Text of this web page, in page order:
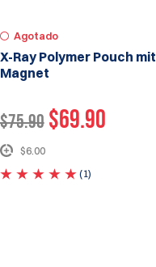
Agotado
X-Ray Polymer Pouch mit
Magnet
$75.90 $69.90
$6.00
(1)